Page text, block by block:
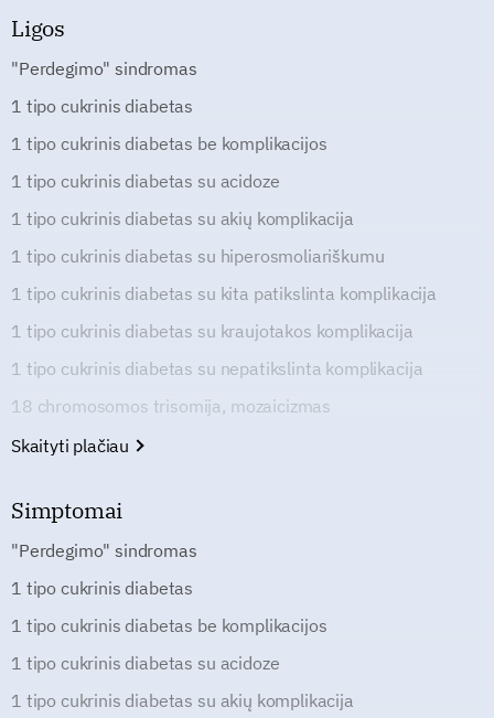
Ligos
"Perdegimo" sindromas
1 tipo cukrinis diabetas
1 tipo cukrinis diabetas be komplikacijos
1 tipo cukrinis diabetas su acidoze
1 tipo cukrinis diabetas su akių komplikacija
1 tipo cukrinis diabetas su hiperosmoliariškumu
1 tipo cukrinis diabetas su kita patikslinta komplikacija
1 tipo cukrinis diabetas su kraujotakos komplikacija
1 tipo cukrinis diabetas su nepatikslinta komplikacija
18 chromosomos trisomija, mozaicizmas
Skaityti plačiau
Simptomai
"Perdegimo" sindromas
1 tipo cukrinis diabetas
1 tipo cukrinis diabetas be komplikacijos
1 tipo cukrinis diabetas su acidoze
1 tipo cukrinis diabetas su akių komplikacija